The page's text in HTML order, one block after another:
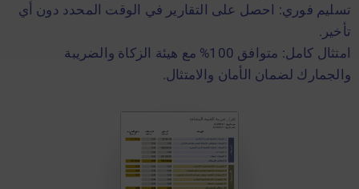
تسليم فوري: احصل على التقارير في الوقت المحدد دون أي
تأخير.
امتثال كامل: متوافق 100% مع هيئة الزكاة والضريبة
والجمارك لضمان الأمان والامتثال.